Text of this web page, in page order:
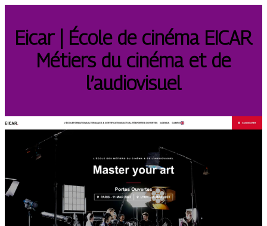
Eicar | École de cinéma EICAR
Métiers du cinéma et de
l’audiovisuel